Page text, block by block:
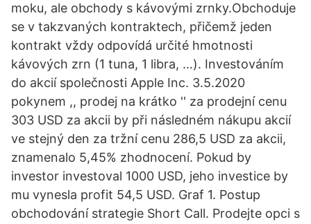
moku, ale obchody s kávovými zrnky.Obchoduje
se v takzvaných kontraktech, přičemž jeden
kontrakt vždy odpovídá určité hmotnosti
kávových zrn (1 tuna, 1 libra, …). Investováním
do akcií společnosti Apple Inc. 3.5.2020
pokynem ,, prodej na krátko '' za prodejní cenu
303 USD za akcii by při následném nákupu akcií
ve stejný den za tržní cenu 286,5 USD za akcii,
znamenalo 5,45% zhodnocení. Pokud by
investor investoval 1000 USD, jeho investice by
mu vynesla profit 54,5 USD. Graf 1. Postup
obchodování strategie Short Call. Prodejte opci s